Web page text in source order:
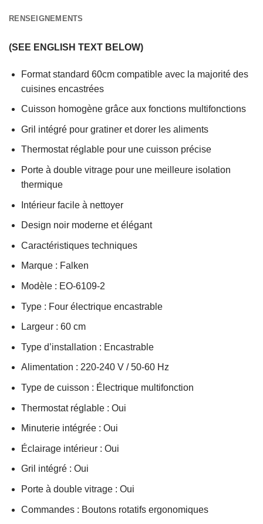
RENSEIGNEMENTS
(SEE ENGLISH TEXT BELOW)
Format standard 60cm compatible avec la majorité des
cuisines encastrées
Cuisson homogène grâce aux fonctions multifonctions
Gril intégré pour gratiner et dorer les aliments
Thermostat réglable pour une cuisson précise
Porte à double vitrage pour une meilleure isolation
thermique
Intérieur facile à nettoyer
Design noir moderne et élégant
Caractéristiques techniques
Marque : Falken
Modèle : EO-6109-2
Type : Four électrique encastrable
Largeur : 60 cm
Type d’installation : Encastrable
Alimentation : 220-240 V / 50-60 Hz
Type de cuisson : Électrique multifonction
Thermostat réglable : Oui
Minuterie intégrée : Oui
Éclairage intérieur : Oui
Gril intégré : Oui
Porte à double vitrage : Oui
Commandes : Boutons rotatifs ergonomiques